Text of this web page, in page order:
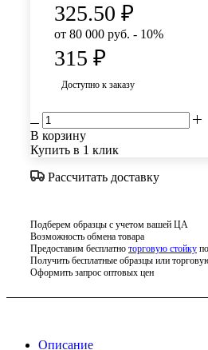
325.50 ₽
от 80 000 руб. - 10%
315 ₽
Доступно к заказу
В корзину
Купить в 1 клик
Рассчитать доставку
Подберем образцы с учетом вашей ЦА
Возможность обмена товара
Предоставим бесплатно торговую стойку
Получить бесплатные образцы или
Оформить запрос оптовых цен
Описание